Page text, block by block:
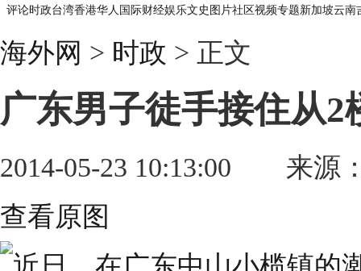
评论时政台湾香港华人 国际财经娱乐文史 图片社区视频专题新加坡云南
海外网 > 时政 > 正文
广东男子徒手接住从
2014-05-23 10:13:00
来源
查看原图